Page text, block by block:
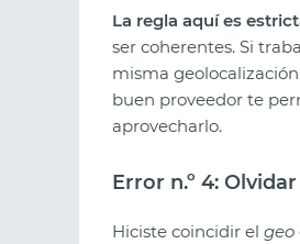
La regla aquí es
ser coherentes. Si
misma
buen proveedor te
aprovecharlo.
Error n.º 4:
Hiciste coincidir el geo